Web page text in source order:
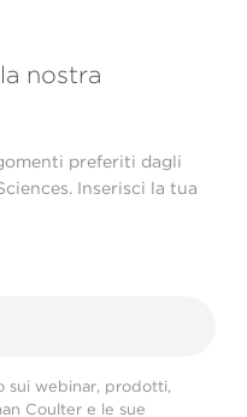
nostra
preferiti dagli
Inserisci la tua
sui webinar, prodotti,
Coulter e le sue